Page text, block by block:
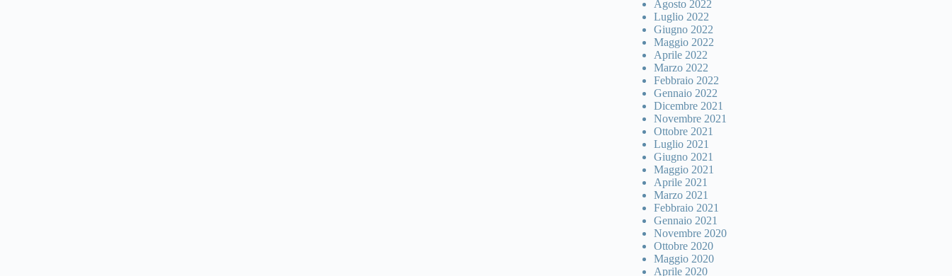
Agosto 2022
Luglio 2022
Giugno 2022
Maggio 2022
Aprile 2022
Marzo 2022
Febbraio 2022
Gennaio 2022
Dicembre 2021
Novembre 2021
Ottobre 2021
Luglio 2021
Giugno 2021
Maggio 2021
Aprile 2021
Marzo 2021
Febbraio 2021
Gennaio 2021
Novembre 2020
Ottobre 2020
Maggio 2020
Aprile 2020